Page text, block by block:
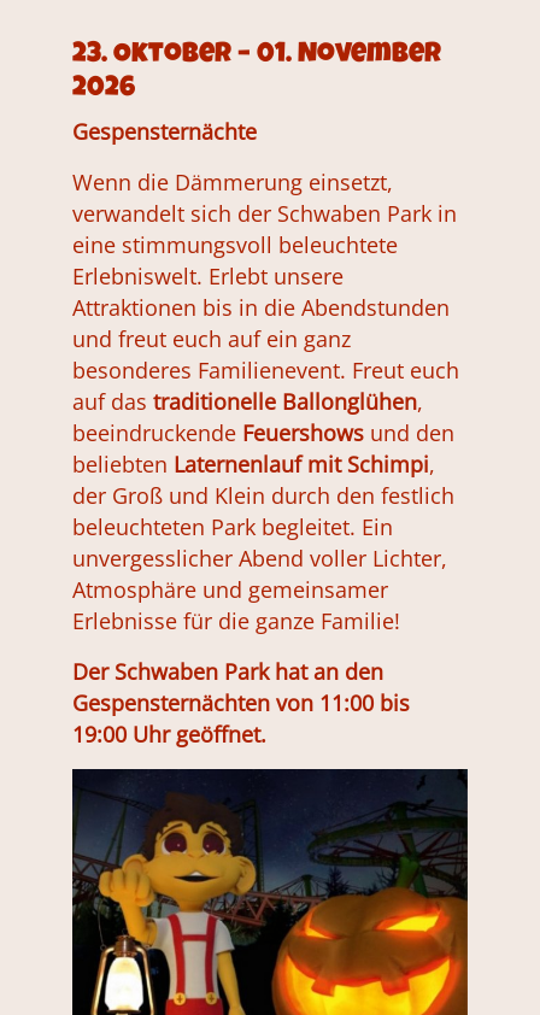
23. Oktober – 01. November
2026
Gespensternächte
Wenn die Dämmerung einsetzt,
verwandelt sich der Schwaben Park in
eine stimmungsvoll beleuchtete
Erlebniswelt. Erlebt unsere
Attraktionen bis in die Abendstunden
und freut euch auf ein ganz
besonderes Familienevent. Freut euch
auf das traditionelle Ballonglühen,
beeindruckende Feuershows und den
beliebten Laternenlauf mit Schimpi,
der Groß und Klein durch den festlich
beleuchteten Park begleitet. Ein
unvergesslicher Abend voller Lichter,
Atmosphäre und gemeinsamer
Erlebnisse für die ganze Familie!
Der Schwaben Park hat an den
Gespensternächten von 11:00 bis
19:00 Uhr geöffnet.